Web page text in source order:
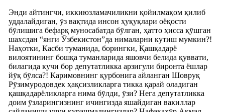
Энди айтингчи, иккиюзламачиликни қойилмақом қилиб
уддалайдиган, ӯз вақтида инсон ҳуқуқлари оёқости
бӯлишига бефарқ муносабатда бӯлган, ҳатто ҳисса қӯшган
шахсдан “янги Ӯзбекистон”да нималарни кутиш мумкин?!
Наҳотки, Касби туманида, борингки, Қашқадарё
вилоятининг бошқа туманларида яшовчи белида қуввати,
билагида кучи бор депутатликка арзигули биронта ёшлар
йӯқ бӯлса?! Каримовнинг қурбонига айланган Шовруқ
Рӯзимуродовдек ҳақсизликларга тикка қарай оладиган
қашқадарёликларга нима бӯлди, ӯзи? Нега депутатликка
доим ӯзларингизнинг ичингизда яшайдиган вакиллар